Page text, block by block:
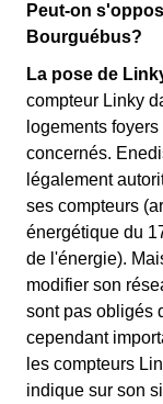
Peut-on
Bourguébus?
La pose de
compteur Linky
logements
concernés.
légalement
ses compteurs
énergétique du
de l'énergie).
modifier son
sont pas obligés
cependant
les compteurs
indique sur son